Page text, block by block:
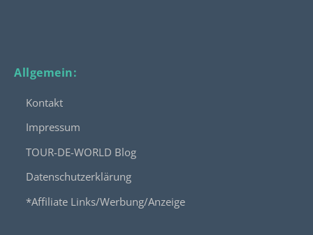
Allgemein:
Kontakt
Impressum
TOUR-DE-WORLD Blog
Datenschutzerklärung
*Affiliate Links/Werbung/Anzeige